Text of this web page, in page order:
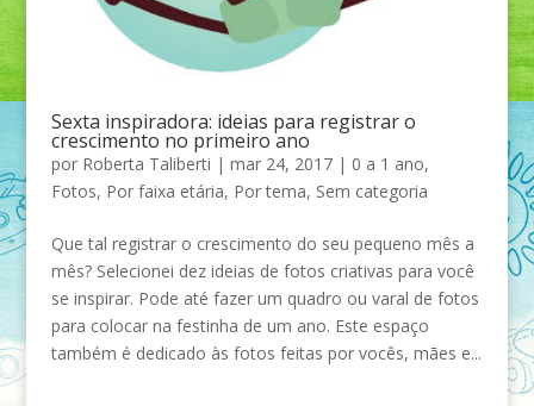
Sexta inspiradora: ideias para registrar o
crescimento no primeiro ano
por Roberta Taliberti | mar 24, 2017| 0 a 1 ano,
Fotos, Por faixa etária, Por tema, Sem categoria
Que tal registrar o crescimento do seu pequeno mês a
mês? Selecionei dez ideias de fotos criativas para você
se inspirar. Pode até fazer um quadro ou varal de fotos
para colocar na festinha de um ano. Este espaço
também é dedicado às fotos feitas por vocês, mães e...